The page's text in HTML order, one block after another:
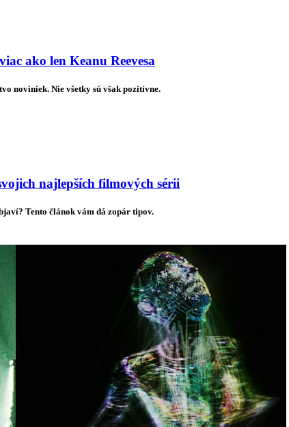
ako len Keanu Reevesa
noviniek. Nie všetky sú však pozitívne.
najlepších filmových sérii
Tento článok vám dá zopár tipov.